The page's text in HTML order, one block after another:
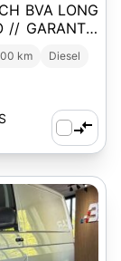
BVA LONG
// GARANTIE
km
Diesel